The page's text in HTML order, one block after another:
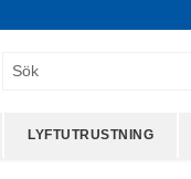
LYFTUTRUSTNING